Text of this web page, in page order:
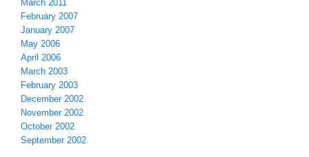
March 2011
February 2007
January 2007
May 2006
April 2006
March 2003
February 2003
December 2002
November 2002
October 2002
September 2002